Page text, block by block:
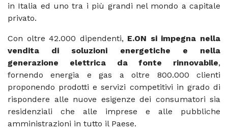
in Italia ed uno tra i più grandi nel mondo a capitale
privato.
Con oltre 42.000 dipendenti, E.ON si impegna nella
vendita di soluzioni energetiche e nella
generazione elettrica da fonte rinnovabile,
fornendo energia e gas a oltre 800.000 clienti
proponendo prodotti e servizi competitivi in grado di
rispondere alle nuove esigenze dei consumatori sia
residenziali che alle imprese e alle pubbliche
amministrazioni in tutto il Paese.